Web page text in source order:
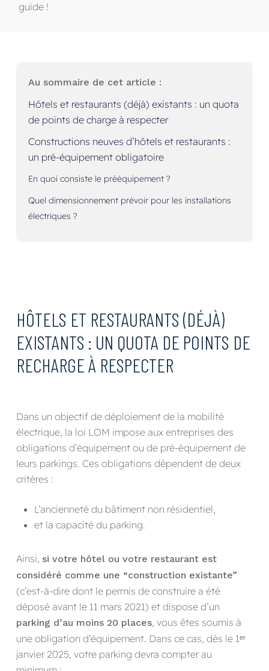
guide !
Au sommaire de cet article :
Hôtels et restaurants (déjà) existants : un quota
de points de charge à respecter
Constructions neuves d’hôtels et restaurants :
un pré-équipement obligatoire
En quoi consiste le prééquipement ?
Quel dimensionnement prévoir pour les installations
électriques ?
HÔTELS ET RESTAURANTS (DÉJÀ)
EXISTANTS : UN QUOTA DE POINTS DE
RECHARGE À RESPECTER
Dans un objectif de déploiement de la mobilité
électrique, la loi LOM impose aux entreprises des
obligations d’équipement ou de pré-équipement de
leurs parkings. Ces obligations dépendent de deux
critères :
L’ancienneté du bâtiment non résidentiel,
et la capacité du parking.
Ainsi, si votre hôtel ou votre restaurant est
considéré comme une “construction existante”
(c’est-à-dire dont le permis de construire a été
déposé avant le 11 mars 2021) et dispose d’un
parking d’au moins 20 places, vous êtes soumis à
une obligation d’équipement. Dans ce cas, dès le 1ᵉʳ
janvier 2025, votre parking devra compter au